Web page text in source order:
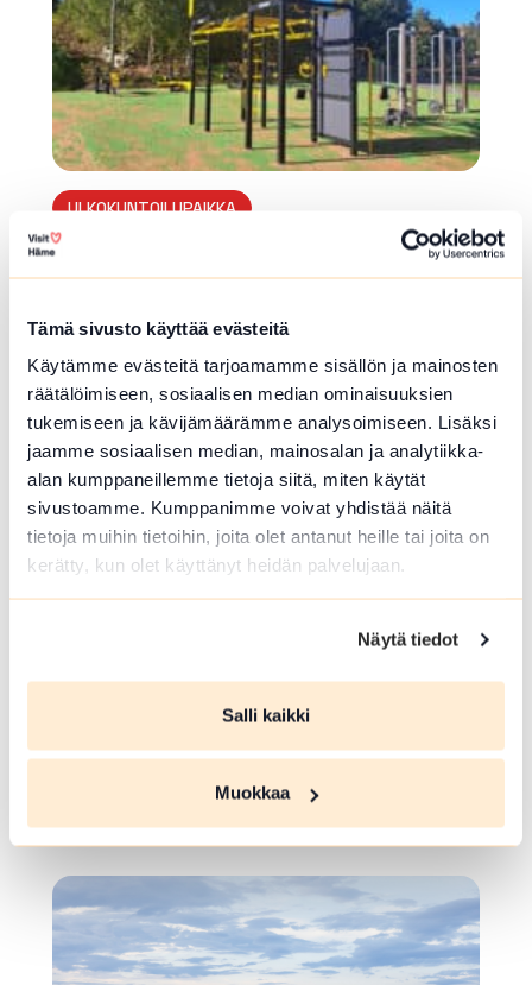
Tämä sivusto käyttää evästeitä
Käytämme evästeitä tarjoamamme sisällön ja mainosten
räätälöimiseen, sosiaalisen median ominaisuuksien
tukemiseen ja kävijämäärämme analysoimiseen. Lisäksi
jaamme sosiaalisen median, mainosalan ja analytiikka-
alan kumppaneillemme tietoja siitä, miten käytät
sivustoamme. Kumppanimme voivat yhdistää näitä
tietoja muihin tietoihin, joita olet antanut heille tai joita on
kerätty, kun olet käyttänyt heidän palvelujaan.
Näytä tiedot
Salli kaikki
Muokkaa
ULKOKUNTOILUPAIKKA
Ykslammin kuntoportaat
Rapuissa 195 askelmaa.
Lue lisää luontokohteesta Ykslammin kuntoportaat
array(0) { }
ULKOKUNTOILUPAIKKA
Ykslammin ulkokuntoilulaitteet
Riihiviidantie 616 , Hausjärvi
Lue lisää luontokohteesta Ykslammin
array(0) { }